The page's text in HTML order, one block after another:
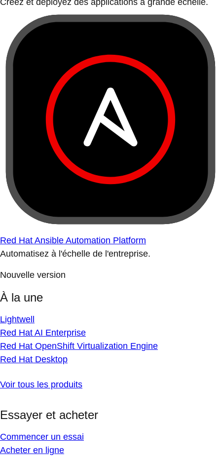
Créez et déployez des applications à grande échelle.
Red Hat Ansible Automation Platform
Automatisez à l'échelle de l'entreprise.
Nouvelle version
À la une
Lightwell
Red Hat AI Enterprise
Red Hat OpenShift Virtualization Engine
Red Hat Desktop
Voir tous les produits
Essayer et acheter
Commencer un essai
Acheter en ligne